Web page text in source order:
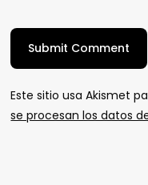
Este sitio usa Akismet
se procesan los datos